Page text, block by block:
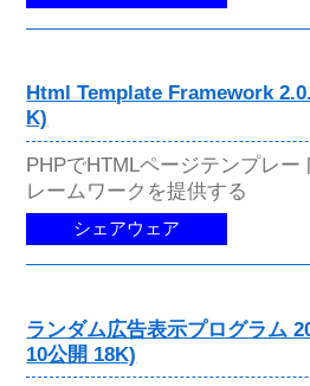
Html Template Framework
K)
PHPでHTMLページテンプレー
レームワークを提供する
シェアウェア
ランダム広告表示プログラム
10公開 18K)